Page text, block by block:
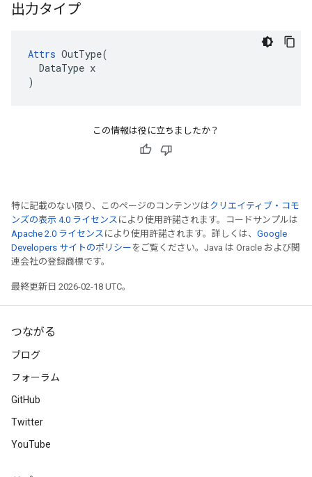
出力タイプ
Attrs OutType(
  DataType x
)
この情報は役に立ちましたか？
特に記載のない限り、このページのコンテンツはクリエイティブ・コモ
ンズの表示 4.0 ライセンス により使用許諾されます。コードサンプルは
Apache 2.0 ライセンス により使用許諾されます。詳しくは、 Google
Developers サイトのポリシー をご覧ください。Java は Oracle および関
連会社の登録商標です。
最終更新日 2026-02-18 UTC。
つながる
ブログ
フォーラム
GitHub
Twitter
YouTube